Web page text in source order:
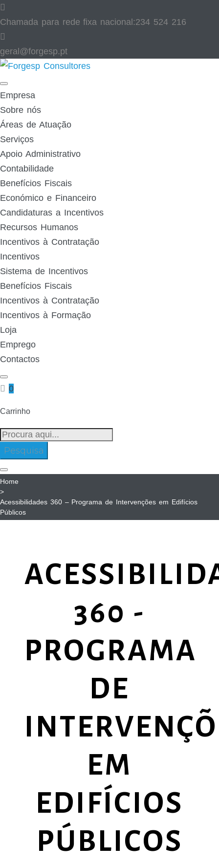
Skip
to
content
Chamada para rede fixa nacional:234 524 216
geral@forgesp.pt​
Facebook
Linked
In
Empresa
Sobre nós
Áreas de Atuação
Serviços
Apoio Administrativo
Contabilidade
Benefícios Fiscais
Económico e Financeiro
Candidaturas a Incentivos
Recursos Humanos
Incentivos à Contratação
Incentivos
Sistema de Incentivos
Benefícios Fiscais
Incentivos à Contratação
Incentivos à Formação
Loja
Emprego
Contactos
0
Carrinho
Pesquisa
para:
Pesquisa
Home
>
Acessibilidades 360 – Programa de Intervenções em Edifícios
Públicos
Programa
Intervenções
Públicos
360 -
PROGRAMA
DE
EM
EDIFÍCIOS
PÚBLICOS